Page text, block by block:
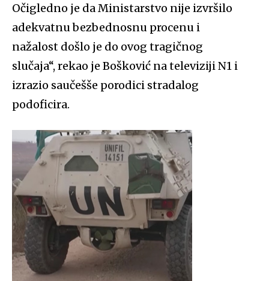
Očigledno je da Ministarstvo nije izvršilo
adekvatnu bezbednosnu procenu i
nažalost došlo je do ovog tragičnog
slučaja“, rekao je Bošković nateleviziji N1 i
izrazio saučešše porodici stradalog
podoficira.